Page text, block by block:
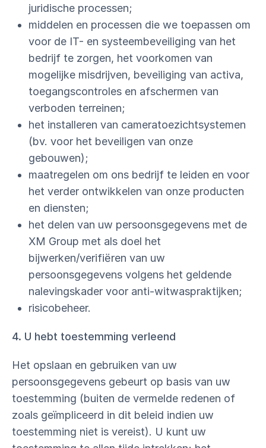
juridische processen;
middelen en processen die we toepassen om
voor de IT- en systeembeveiliging van het
bedrijf te zorgen, het voorkomen van
mogelijke misdrijven, beveiliging van activa,
toegangscontroles en afschermen van
verboden terreinen;
het installeren van cameratoezichtsystemen
(bv. voor het beveiligen van onze
gebouwen);
maatregelen om ons bedrijf te leiden en voor
het verder ontwikkelen van onze producten
en diensten;
het delen van uw persoonsgegevens met de
XM Group met als doel het
bijwerken/verifiëren van uw
persoonsgegevens volgens het geldende
nalevingskader voor anti-witwaspraktijken;
risicobeheer.
4. U hebt toestemming verleend
Het opslaan en gebruiken van uw
persoonsgegevens gebeurt op basis van uw
toestemming (buiten de vermelde redenen of
zoals geïmpliceerd in dit beleid indien uw
toestemming niet is vereist). U kunt uw